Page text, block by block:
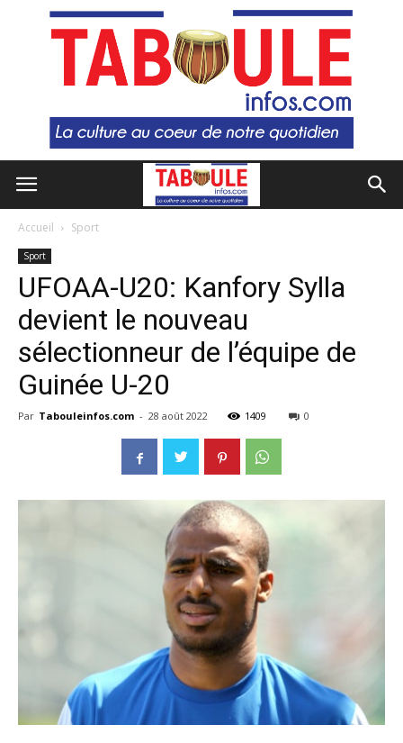
Accueil Sport
Sport
UFOAA-U20: Kanfory Sylla
devient le nouveau
sélectionneur de l’équipe de
Guinée U-20
Par Tabouleinfos.com - 28 août 2022 1409 0